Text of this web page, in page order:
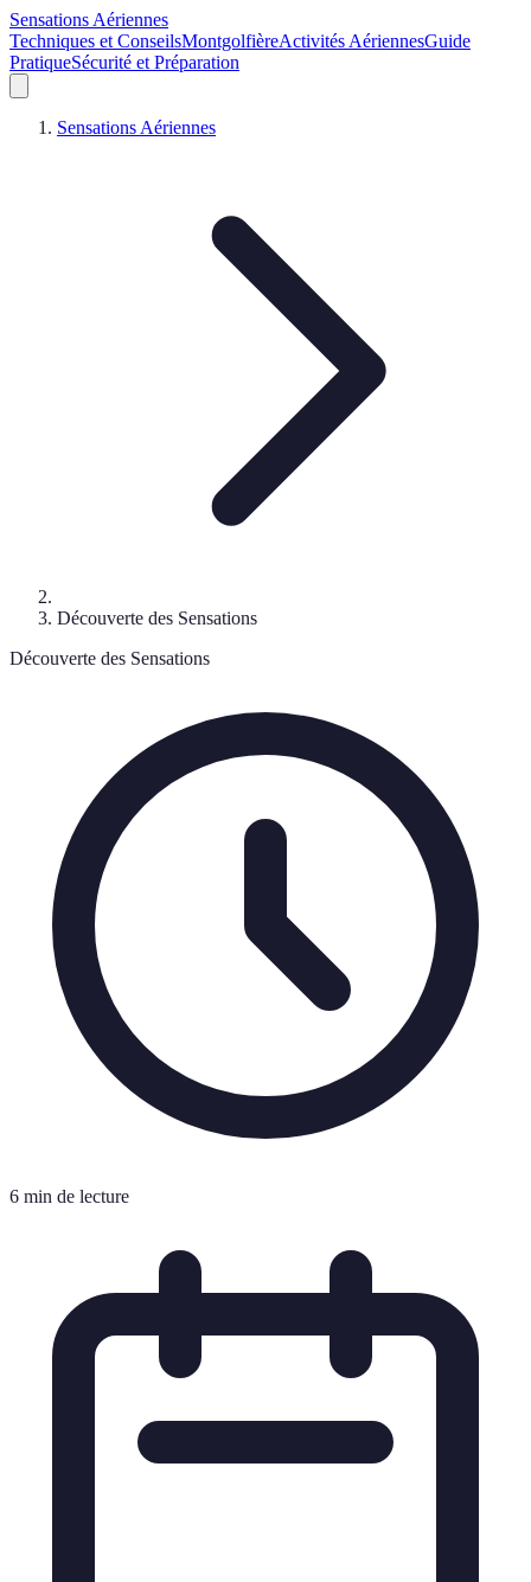
Sensations Aériennes
Techniques et ConseilsMontgolfièreActivités AériennesGuide
PratiqueSécurité et Préparation
Sensations Aériennes
Découverte des Sensations
Découverte des Sensations
6 min de lecture